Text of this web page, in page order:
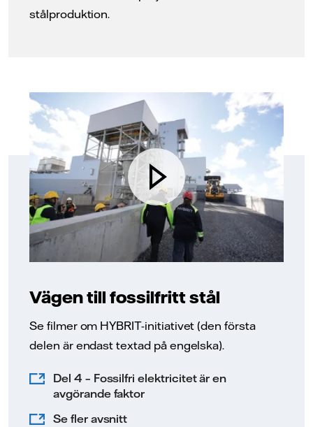
stålproduktion.
Vägen till fossilfritt stål
Se filmer om HYBRIT-initiativet (den första
delen är endast textad på engelska).
Del 4 – Fossilfri elektricitet är en
avgörande faktor
Se fler avsnitt